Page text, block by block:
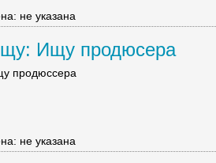
не указана
Ищу продюсера
продюссера
не указана